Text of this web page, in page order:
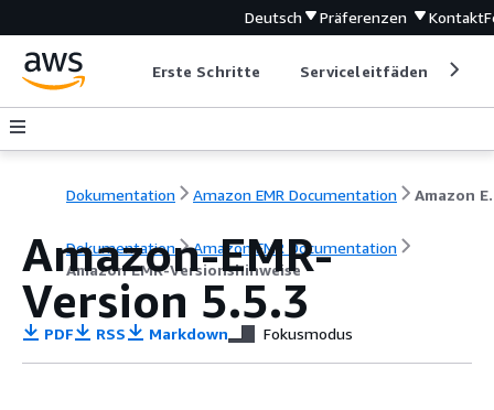
Deutsch Präferenzen Kontakt
Erste Schritte Serviceleitfäden
Dokumentation Amazon EMR Documentation
Dokumentation
Amazon EMR Documentation
Amazon EMR-Versionshinweise
Amazon-EMR-
Version 5.5.3
PDF RSS Markdown Fokusmodus